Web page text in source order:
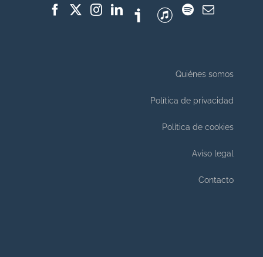
Quiénes somos
Política de privacidad
Política de cookies
Aviso legal
Contacto